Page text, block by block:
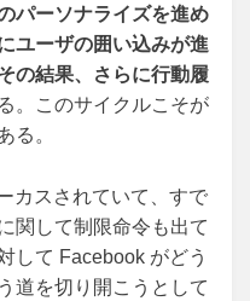
パーソナライズを進め
ユーザの囲い込みが進
の結果、さらに行動履
。このサイクルこそが
る。
カスされていて、すで
関して制限命令も出て
して Facebook がどう
道を切り開こうとして